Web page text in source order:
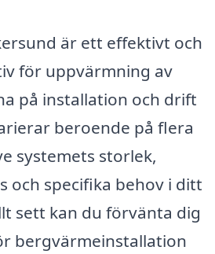
är ett effektivt och
för uppvärmning av
på installation och drift
beroende på flera
systemets storlek,
och specifika behov i ditt
sett kan du förvänta dig
bergvärmeinstallation